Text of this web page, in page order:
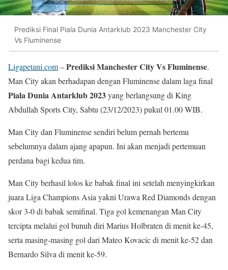
Prediksi Final Piala Dunia Antarklub 2023 Manchester City
Vs Fluminense
Ligapetani.com–Prediksi Manchester City Vs Fluminense.
Man City akan berhadapan dengan Fluminense dalam laga final
Piala Dunia Antarklub 2023yang berlangsung di King
Abdullah Sports City, Sabtu (23/12/2023) pukul 01.00 WIB.
Man City dan Fluminense sendiri belum pernah bertemu
sebelumnya dalam ajang apapun. Ini akan menjadi pertemuan
perdana bagi kedua tim.
Man City berhasil lolos ke babak final ini setelah menyingkirkan
juara Liga Champions Asia yakni Urawa Red Diamonds dengan
skor 3-0 di babak semifinal. Tiga gol kemenangan Man City
tercipta melalui gol bunuh diri Marius Holbraten di menit ke-45,
serta masing-masing gol dari Mateo Kovacic di menit ke-52 dan
Bernardo Silva di menit ke-59.